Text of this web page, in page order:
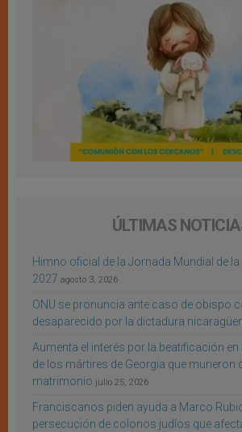
ÚLTIMAS
Himno oficial de la Jornada Mundial de la
2027 agosto 3, 2026
ONU se pronuncia ante caso de obispo
desaparecido por la dictadura
Aumenta el interés por la beatificación
de los mártires de Georgia que murieron
matrimonio julio 25, 2026
Franciscanos piden ayuda a Marco
persecución de colonos judíos que